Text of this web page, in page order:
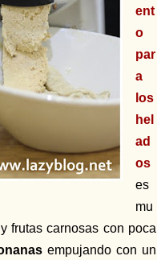
ent
o
par
a
los
hel
ad
os
es
mu
frutas carnosas con poca
empujando con un